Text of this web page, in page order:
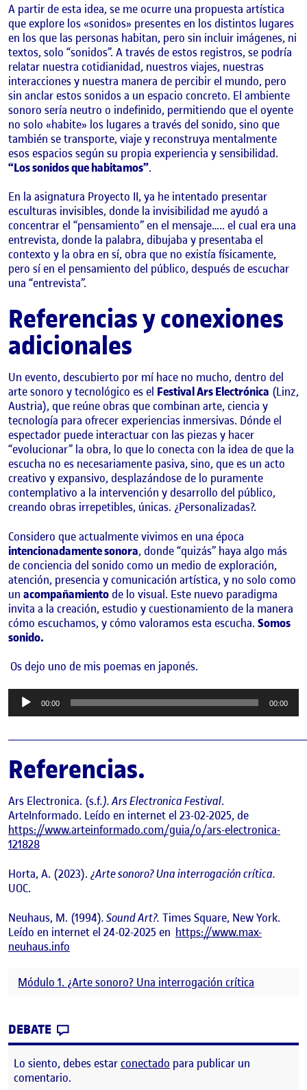
A partir de esta idea, se me ocurre una propuesta artística
que explore los «sonidos» presentes en los distintos lugares
en los que las personas habitan, pero sin incluir imágenes, ni
textos, solo “sonidos”. A través de estos registros, se podría
relatar nuestra cotidianidad, nuestros viajes, nuestras
interacciones y nuestra manera de percibir el mundo, pero
sin anclar estos sonidos a un espacio concreto. El ambiente
sonoro sería neutro o indefinido, permitiendo que el oyente
no solo «habite» los lugares a través del sonido, sino que
también se transporte, viaje y reconstruya mentalmente
esos espacios según su propia experiencia y sensibilidad.
“Los sonidos que habitamos”.
En la asignatura Proyecto II, ya he intentado presentar
esculturas invisibles, donde la invisibilidad me ayudó a
concentrar el “pensamiento” en el mensaje….. el cual era una
entrevista, donde la palabra, dibujaba y presentaba el
contexto y la obra en sí, obra que no existía físicamente,
pero sí en el pensamiento del público, después de escuchar
una “entrevista”.
Referencias y conexiones
adicionales
Un evento, descubierto por mí hace no mucho, dentro del
arte sonoro y tecnológico es el Festival Ars Electrónica (Linz,
Austria), que reúne obras que combinan arte, ciencia y
tecnología para ofrecer experiencias inmersivas. Dónde el
espectador puede interactuar con las piezas y hacer
“evolucionar” la obra, lo que lo conecta con la idea de que la
escucha no es necesariamente pasiva, sino, que es un acto
creativo y expansivo, desplazándose de lo puramente
contemplativo a la intervención y desarrollo del público,
creando obras irrepetibles, únicas. ¿Personalizadas?.
Considero que actualmente vivimos en una época
intencionadamente sonora, donde “quizás” haya algo más
de conciencia del sonido como un medio de exploración,
atención, presencia y comunicación artística, y no solo como
un acompañamiento de lo visual. Este nuevo paradigma
invita a la creación, estudio y cuestionamiento de la manera
cómo escuchamos, y cómo valoramos esta escucha. Somos
sonido.
Os dejo uno de mis poemas en japonés.
Reproductor
00:00 00:00
Referencias.
Ars Electronica. (s.f.). Ars Electronica Festival.
ArteInformado. Leído en internet el 23-02-2025, de
https://www.arteinformado.com/guia/o/ars-electronica-
121828
Horta, A. (2023). ¿Arte sonoro? Una interrogación crítica.
UOC.
Neuhaus, M. (1994). Sound Art?. Times Square, New York.
Leído en internet el 24-02-2025 en https://www.max-
neuhaus.info
Módulo 1. ¿Arte sonoro? Una interrogación crítica
DEBATE
Lo siento, debes estarconectado para publicar un
comentario.